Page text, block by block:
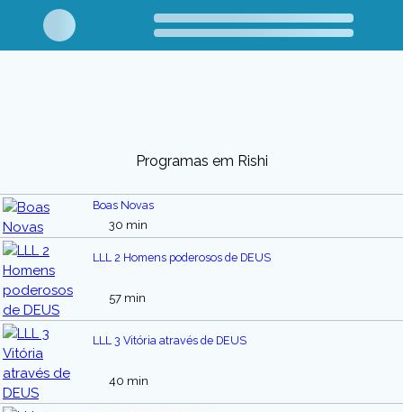
Programas em Rishi
Boas Novas
30 min
LLL 2 Homens poderosos de DEUS
57 min
LLL 3 Vitória através de DEUS
40 min